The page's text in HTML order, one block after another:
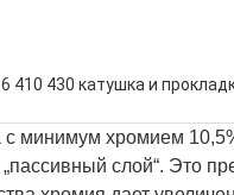
410 430 катушка и
минимум хромием
„пассивный слой“. Это